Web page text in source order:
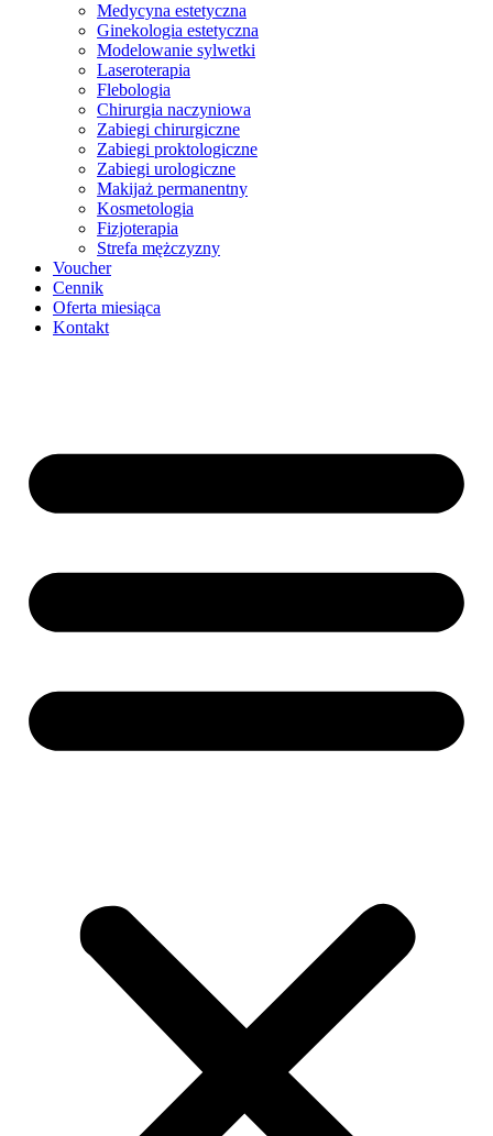
Medycyna estetyczna
Ginekologia estetyczna
Modelowanie sylwetki
Laseroterapia
Flebologia
Chirurgia naczyniowa
Zabiegi chirurgiczne
Zabiegi proktologiczne
Zabiegi urologiczne
Makijaż permanentny
Kosmetologia
Fizjoterapia
Strefa mężczyzny
Voucher
Cennik
Oferta miesiąca
Kontakt